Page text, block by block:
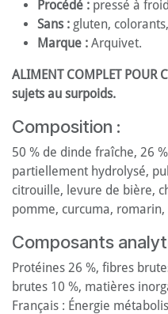
Procédé : pressé à
Sans : gluten,
Marque : Arquivet.
ALIMENT COMPLET POUR
sujets au surpoids.
Composition :
50 % de dinde fraîche, 26
partiellement hydrolysé,
citrouille, levure de bière,
pomme, curcuma, romarin,
Composants
Protéines 26 %, fibres
brutes 10 %, matières
Français : Énergie